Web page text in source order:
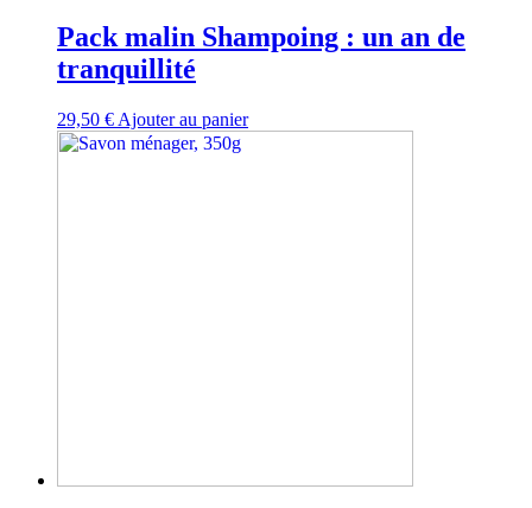
Pack malin Shampoing : un an de
tranquillité
29,50 € Ajouter au panier